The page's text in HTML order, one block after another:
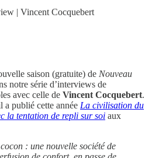
| Vincent Cocquebert
saison (gratuite) de Nouveau
notre série d’interviews de
avec celle de Vincent Cocquebert.
a publié cette année La civilisation du
la tentation de repli sur soi aux
: une nouvelle société de